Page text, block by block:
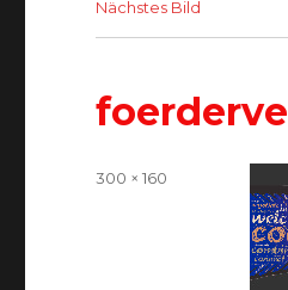
Nächstes Bild
Volle
300 × 160